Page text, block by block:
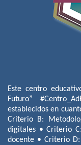
Este centro
Futuro”
establecidos en
Criterio B:
digitales • Criterio
docente • Criterio